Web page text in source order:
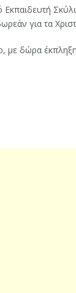
Εκπαιδευτή
για τα
δώρα